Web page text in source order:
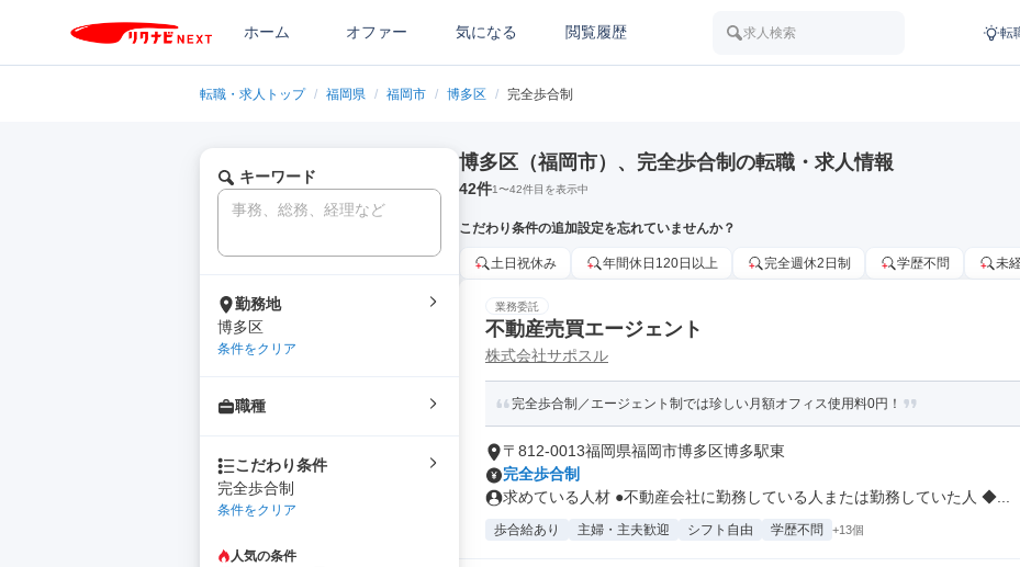
ホーム オファー 気になる 閲覧履歴 求人検索 転
転職・求人トップ / 福岡県 / 福岡市 / 博多区 / 完全歩合制
キーワード
勤務地
博多区
条件をクリア
職種
こだわり条件
完全歩合制
条件をクリア
人気の条件
博多区（福岡市）、完全歩合制の転職・求人情報
42件1〜42件目を表示中
こだわり条件の追加設定を忘れていませんか？
土日祝休み 年間休日120日以上 完全週休2日制 学歴不問 未
業務委託
不動産売買エージェント
株式会社サポスル
完全歩合制／エージェント制では珍しい月額オフィス使用料0円！
〒812-0013福岡県福岡市博多区博多駅東
完全歩合制
求めている人材 ●不動産会社に勤務している人または勤務していた人 ◆...
歩合給あり 主婦・主夫歓迎 シフト自由 学歴不問 +13個